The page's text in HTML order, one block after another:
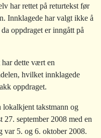
har rettet på returtekst før
Innklagede har valgt ikke å
oppdraget er inngått på
har dette vært en
hvilket innklagede
oppdraget.
lokalkjent takstmann og
27. september 2008 med en
var 5. og 6. oktober 2008.